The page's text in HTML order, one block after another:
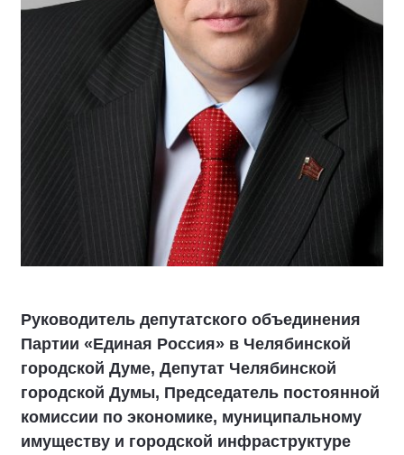
Руководитель депутатского объединения
Партии «Единая Россия» в Челябинской
городской Думе, Депутат Челябинской
городской Думы, Председатель постоянной
комиссии по экономике, муниципальному
имуществу и городской инфраструктуре